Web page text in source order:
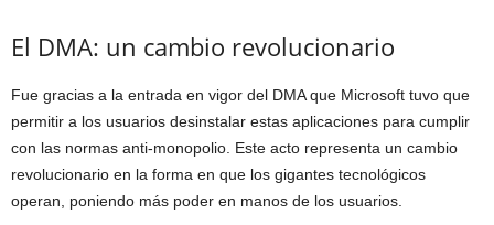
El DMA: un cambio revolucionario
Fue gracias a la entrada en vigor del DMA que Microsoft tuvo que
permitir a los usuarios desinstalar estas aplicaciones para cumplir
con las normas anti-monopolio. Este acto representa un cambio
revolucionario en la forma en que los gigantes tecnológicos
operan, poniendo más poder en manos de los usuarios.